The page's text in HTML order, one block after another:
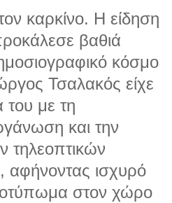
καρκίνο. Η είδηση
βαθιά
κόσμο
Τσαλακός είχε
του με τη
και την
τηλεοπτικών
αφήνοντας ισχυρό
στον χώρο